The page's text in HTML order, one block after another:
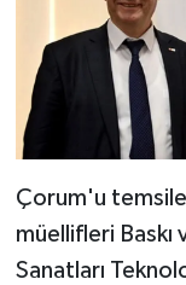
Çorum'u
müellifleri Baskı
Sanatları